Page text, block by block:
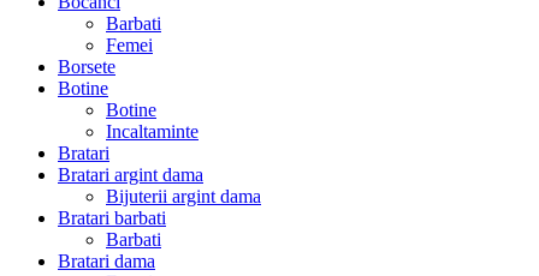
Barbati
Femei
Borsete
Botine
Botine
Incaltaminte
Bratari
Bratari argint dama
Bijuterii argint dama
Bratari barbati
Barbati
Bratari dama